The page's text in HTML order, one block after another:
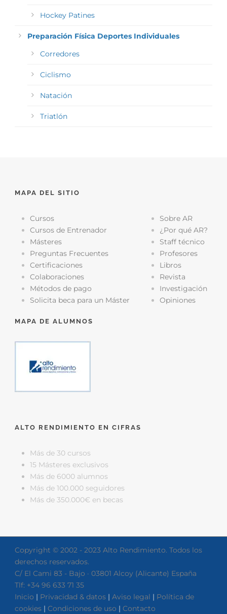
Hockey Patines
Preparación Física Deportes Individuales
Corredores
Ciclismo
Natación
Triatlón
MAPA DEL SITIO
Cursos
Cursos de Entrenador
Másteres
Preguntas Frecuentes
Certificaciones
Colaboraciones
Métodos de pago
Solicita beca para un Máster
Sobre AR
¿Por qué AR?
Staff técnico
Profesores
Libros
Revista
Investigación
Opiniones
MAPA DE ALUMNOS
ALTO RENDIMIENTO EN CIFRAS
Más de 30 cursos
15 Másteres exclusivos
Más de 6000 alumnos
Más de 100.000 seguidores
Más de 350.000€ en becas
Copyright © 2002 - 2023 Alto Rendimiento. Todos los
derechos reservados.
C/ El Cami 83 - Bajo · 03801 Alcoy (Alicante) España
Tlf: +34 96 633 71 35
Inicio | Privacidad & datos | Aviso legal | Política de
cookies | Condiciones de uso | Contacto